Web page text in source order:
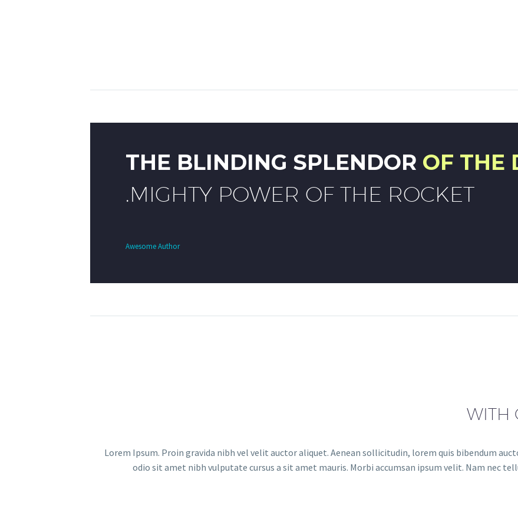
THE BLINDING SPLENDOR OF THE
MIGHTY POWER OF THE ROCKET.
Awesome Author
WITH
Lorem Ipsum. Proin gravida nibh vel velit auctor aliquet. Aenean sollicitudin, lorem quis bibendum
odio sit amet nibh vulputate cursus a sit amet mauris. Morbi accumsan ipsum velit. Nam nec